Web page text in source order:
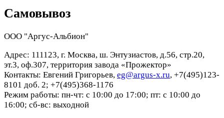
Самовывоз
ООО "Аргус-Альбион"
Адрес: 111123, г. Москва, ш. Энтузиастов, д.56, стр.20,
эт.3, оф.307, территория завода «Прожектор»
Контакты: Евгений Григорьев, eg@argus-x.ru, +7(495)123-
8101 доб. 2; +7(495)368-1176
Режим работы: пн-чт: с 10:00 до 17:00; пт: с 10:00 до
16:00; сб-вс: выходной